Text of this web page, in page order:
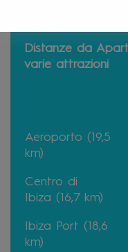
Distanze da
varie attrazioni
Aeroporto (19,5
km)
Centro di
Ibiza (16,7 km)
Ibiza Port (18,6
km)